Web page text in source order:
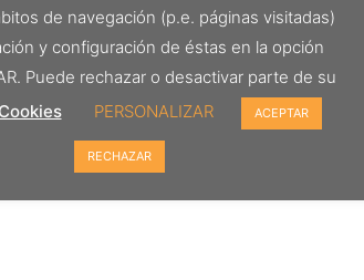
de navegación (p.e. páginas visitadas)
y configuración de éstas en la opción
Puede rechazar o desactivar parte de su
Cookies PERSONALIZAR ACEPTAR
RECHAZAR